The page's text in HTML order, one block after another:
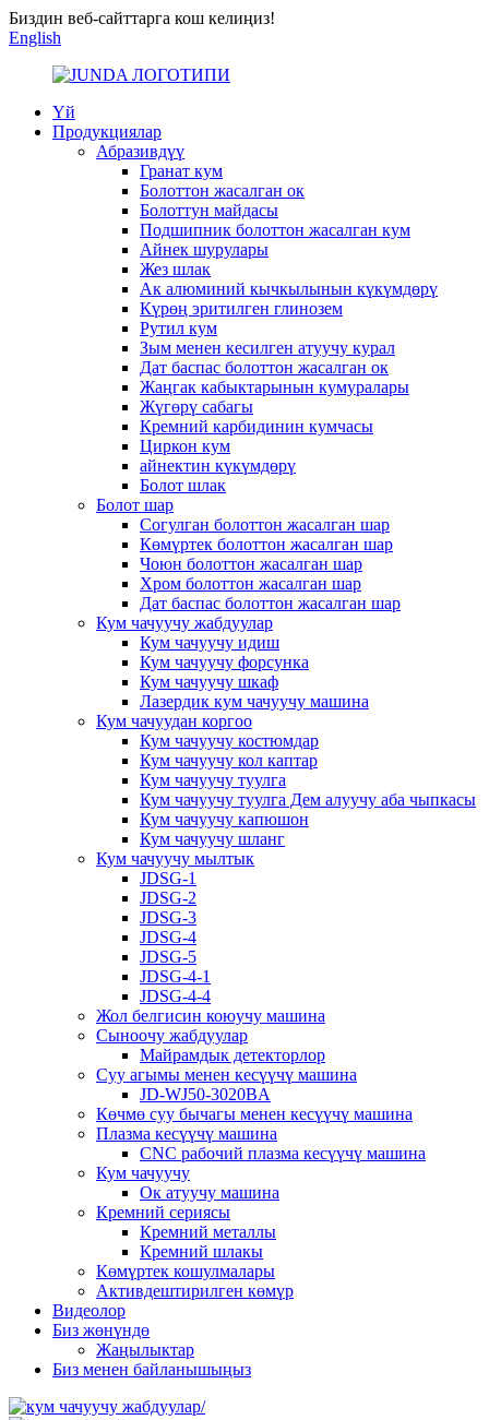
Биздин веб-сайттарга кош келиңиз!
English
Үй
Продукциялар
Абразивдүү
Гранат кум
Болоттон жасалган ок
Болоттун майдасы
Подшипник болоттон жасалган кум
Айнек шурулары
Жез шлак
Ак алюминий кычкылынын күкүмдөрү
Күрөң эритилген глинозем
Рутил кум
Зым менен кесилген атуучу курал
Дат баспас болоттон жасалган ок
Жаңгак кабыктарынын кумуралары
Жүгөрү сабагы
Кремний карбидинин кумчасы
Циркон кум
айнектин күкүмдөрү
Болот шлак
Болот шар
Согулган болоттон жасалган шар
Көмүртек болоттон жасалган шар
Чоюн болоттон жасалган шар
Хром болоттон жасалган шар
Дат баспас болоттон жасалган шар
Кум чачуучу жабдуулар
Кум чачуучу идиш
Кум чачуучу форсунка
Кум чачуучу шкаф
Лазердик кум чачуучу машина
Кум чачуудан коргоо
Кум чачуучу костюмдар
Кум чачуучу кол каптар
Кум чачуучу туулга
Кум чачуучу туулга Дем алуучу аба чыпкасы
Кум чачуучу капюшон
Кум чачуучу шланг
Кум чачуучу мылтык
JDSG-1
JDSG-2
JDSG-3
JDSG-4
JDSG-5
JDSG-4-1
JDSG-4-4
Жол белгисин коюучу машина
Сыноочу жабдуулар
Майрамдык детекторлор
Суу агымы менен кесүүчү машина
JD-WJ50-3020BA
Көчмө суу бычагы менен кесүүчү машина
Плазма кесүүчү машина
CNC рабочий плазма кесүүчү машина
Кум чачуучу
Ок атуучу машина
Кремний сериясы
Кремний металлы
Кремний шлакы
Көмүртек кошулмалары
Активдештирилген көмүр
Видеолор
Биз жөнүндө
Жаңылыктар
Биз менен байланышыңыз